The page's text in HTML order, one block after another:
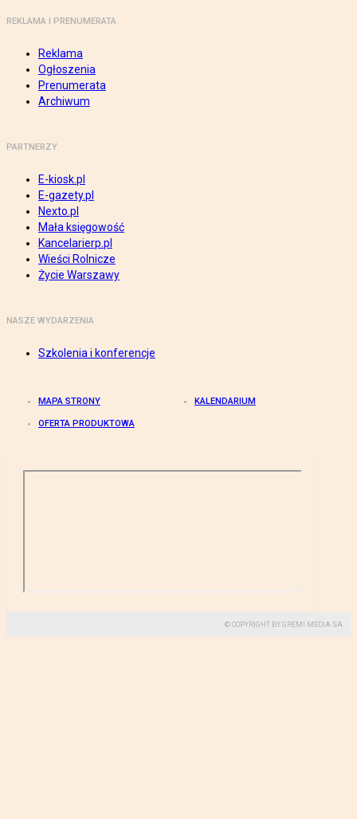
REKLAMA I PRENUMERATA
Reklama
Ogłoszenia
Prenumerata
Archiwum
PARTNERZY
E-kiosk.pl
E-gazety.pl
Nexto.pl
Mała księgowość
Kancelarierp.pl
Wieści Rolnicze
Życie Warszawy
NASZE WYDARZENIA
Szkolenia i konferencje
MAPA STRONY KALENDARIUM
OFERTA PRODUKTOWA
© COPYRIGHT BY GREMI MEDIA SA